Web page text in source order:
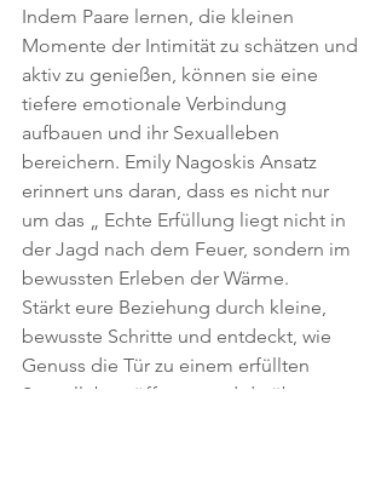
Indem Paare lernen, die kleinen
Momente der Intimität zu schätzen und
aktiv zu genießen, können sie eine
tiefere emotionale Verbindung
aufbauen und ihr Sexualleben
bereichern. Emily Nagoskis Ansatz
erinnert uns daran, dass es nicht nur
um das „ Echte Erfüllung liegt nicht in
der Jagd nach dem Feuer, sondern im
bewussten Erleben der Wärme.
Stärkt eure Beziehung durch kleine,
bewusste Schritte und entdeckt, wie
Genuss die Tür zu einem erfüllten
Sexualleben öffnet – und darüber